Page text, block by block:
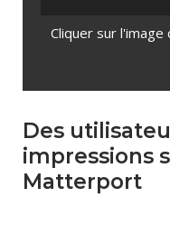
Cliquer sur
Des
impressions
Matterport